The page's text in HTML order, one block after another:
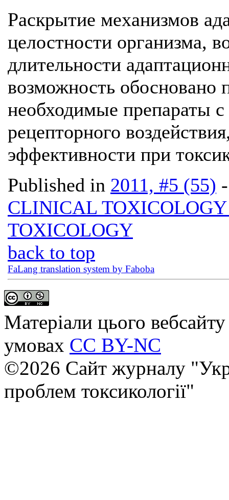
Раскрытие механизмов
целостности организма,
длительности
возможность обосновано
необходимые препараты
рецепторного
эффективности при
Published in 2011, #5 (55)
CLINICAL
TOXICOLOGY
back to top
FaLang translation system by Faboba
Матеріали цього
умовах CC BY-NC
©2026 Сайт журналу
проблем токсикології"